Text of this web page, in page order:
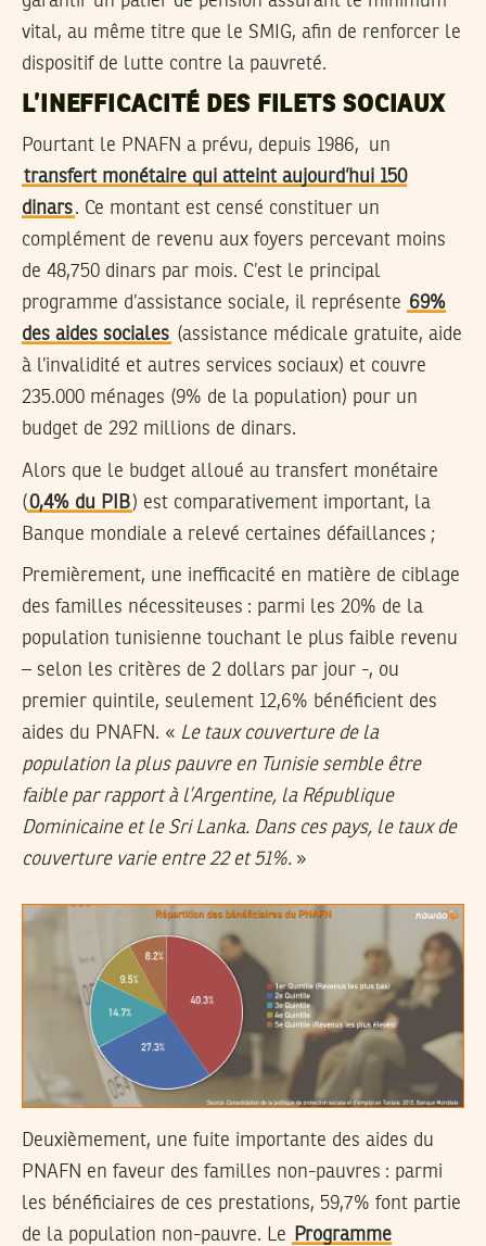
vital, au même titre que le SMIG, afin de renforcer le
dispositif de lutte contre la pauvreté.
L’INEFFICACITÉ DES FILETS SOCIAUX
Pourtant le PNAFN a prévu, depuis 1986, un
transfert monétaire qui atteint aujourd’hui 150
dinars. Ce montant est censé constituer un
complément de revenu aux foyers percevant moins
de 48,750 dinars par mois. C’est le principal
programme d’assistance sociale, il représente 69%
des aides sociales (assistance médicale gratuite, aide
à l’invalidité et autres services sociaux) et couvre
235.000 ménages (9% de la population) pour un
budget de 292 millions de dinars.
Alors que le budget alloué au transfert monétaire
(0,4% du PIB) est comparativement important, la
Banque mondiale a relevé certaines défaillances ;
Premièrement, une inefficacité en matière de ciblage
des familles nécessiteuses : parmi les 20% de la
population tunisienne touchant le plus faible revenu
– selon les critères de 2 dollars par jour -, ou
premier quintile, seulement 12,6% bénéficient des
aides du PNAFN. « Le taux couverture de la
population la plus pauvre en Tunisie semble être
faible par rapport à l’Argentine, la République
Dominicaine et le Sri Lanka. Dans ces pays, le taux de
couverture varie entre 22 et 51%. »
Deuxièmement, une fuite importante des aides du
PNAFN en faveur des familles non-pauvres : parmi
les bénéficiaires de ces prestations, 59,7% font partie
de la population non-pauvre. Le
Programme